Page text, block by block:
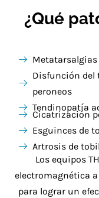
¿Qué
Metatarsalgias
Disfunción del
peroneos
Tendinopatía
Cicatrización
Esguinces de
Artrosis de
Los equipos
electromagnética
para lograr un